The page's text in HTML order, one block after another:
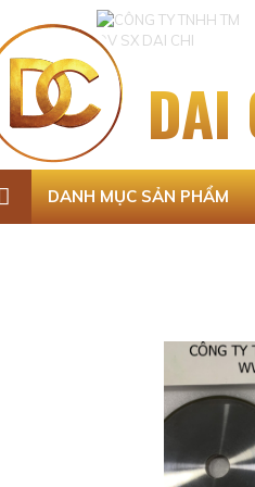
DAI
DANH MỤC SẢN PHẨM